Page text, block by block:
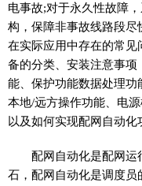
电事故;对于永久性故障
构，保障非事故线路段
在实际应用中存在的常
备的分类、安装注意事
能、保护功能数据处理功
本地/远方操作功能、电
以及如何实现配网自动化
配网自动化是配网
石，配网自动化是调度